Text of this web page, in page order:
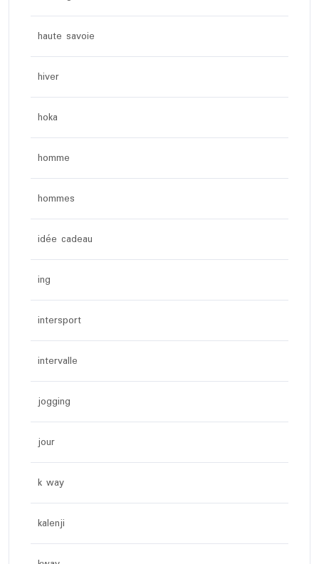
haute savoie
hiver
hoka
homme
hommes
idée cadeau
ing
intersport
intervalle
jogging
jour
k way
kalenji